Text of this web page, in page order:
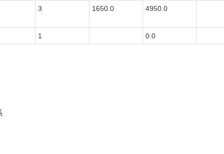
3 1650.0 4950.0
1 0.0